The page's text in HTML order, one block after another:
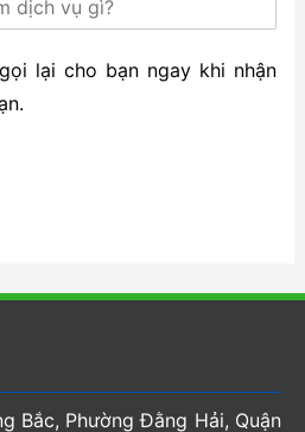
lại cho bạn ngay khi nhận
Bắc, Phường Đằng Hải, Quận